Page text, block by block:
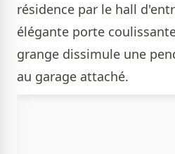
résidence par le hall
élégante porte
grange dissimule une
au garage attaché.